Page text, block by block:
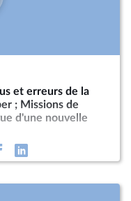
et erreurs de la
; Missions de
d'une nouvelle